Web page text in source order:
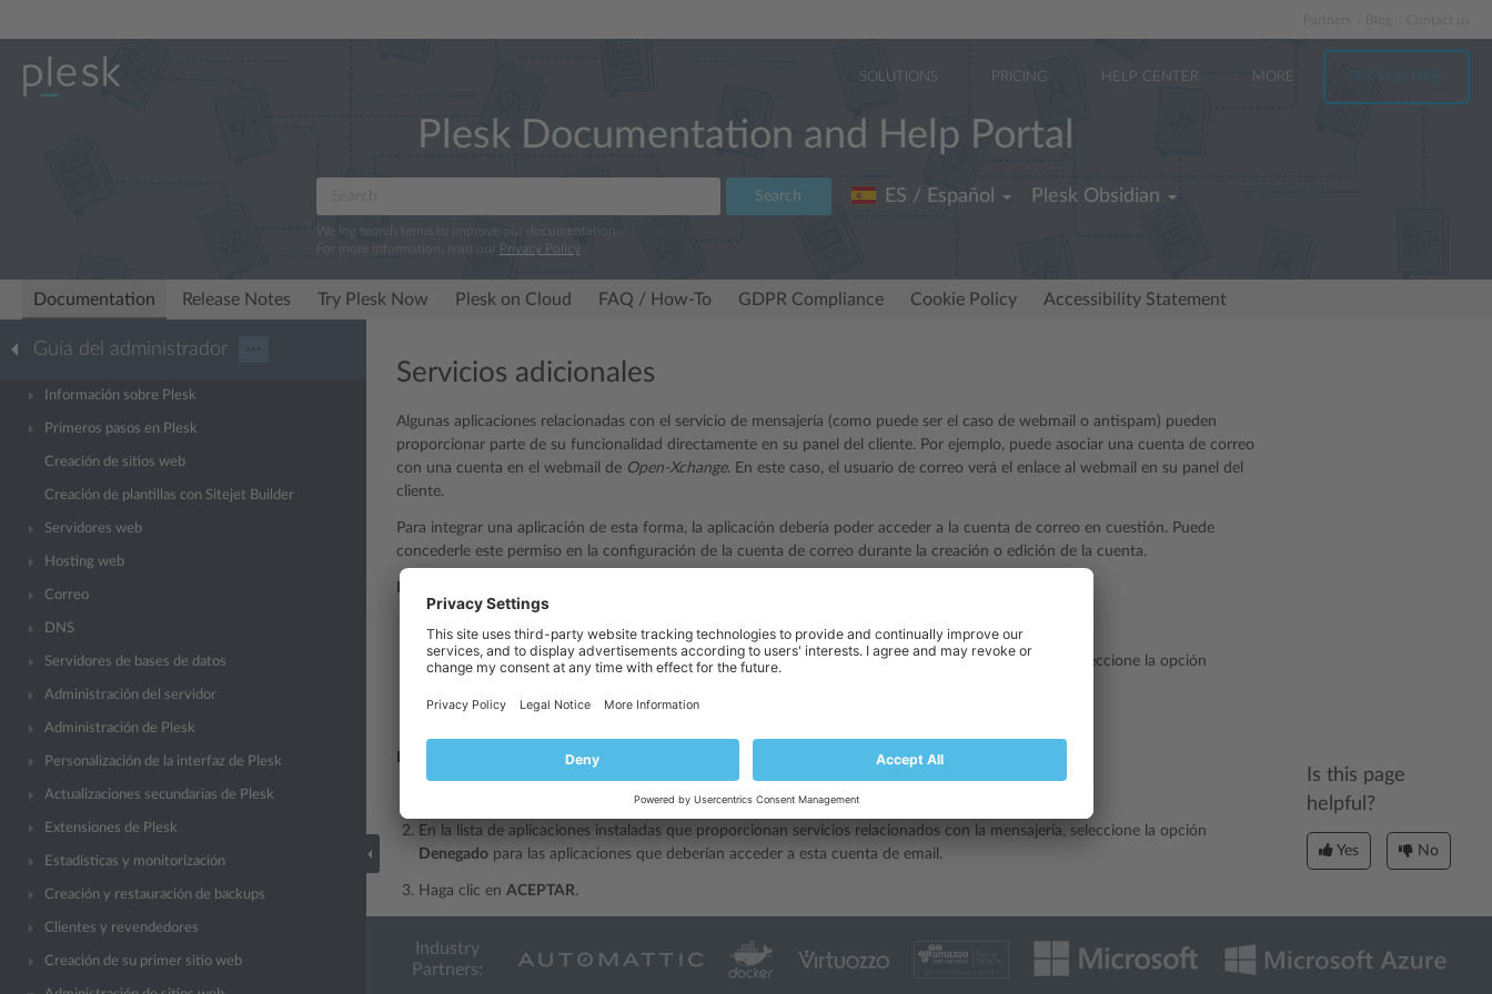
Partners
SOLUTIONS PRICING HELP CENTER MORE TRY FOR FREE
Plesk Documentation and Help Portal
Search
We log search terms to improve our documentation.
For more information, read our Privacy Policy.
ES / Español Plesk Obsidian
Documentation Release Notes Try Plesk Now Plesk on Cloud FAQ / How-To GDPR Compliance Cookie Policy Accessibility Statement
Guía del administrador ···
Información sobre Plesk
Primeros pasos en Plesk
Creación de sitios web
Creación de plantillas con Sitejet Builder
Servidores web
Hosting web
Correo
DNS
Servidores de bases de datos
Administración del servidor
Administración de Plesk
Personalización de la interfaz de Plesk
Actualizaciones secundarias de Plesk
Extensiones de Plesk
Estadísticas y monitorización
Creación y restauración de backups
Clientes y revendedores
Creación de su primer sitio web
Servicios adicionales
Algunas aplicaciones relacionadas con el servicio de mensajería (como puede ser el caso de webmail o antispam) pueden
proporcionar parte de su funcionalidad directamente en su panel del cliente. Por ejemplo, puede asociar una cuenta de correo
con una cuenta en el webmail de Open-Xchange. En este caso, el usuario de correo verá el enlace al webmail en su panel del
cliente.
Para integrar una aplicación de esta forma, la aplicación debería poder acceder a la cuenta de correo en cuestión. Puede
concederle este permiso en la configuración de la cuenta de correo durante la creación o edición de la cuenta.
En la lista de aplicaciones instaladas que proporcionan servicios relacionados con la mensajería, seleccione la opción
Para que determinadas aplicaciones no puedan acceder a una cuenta de email:
> seleccione una dirección de email > pestañaServicios adicionales
En la lista de aplicaciones instaladas que proporcionan servicios relacionados con la mensajería, seleccione la opción
Denegado para las aplicaciones que deberían acceder a esta cuenta de email.
Haga clic en ACEPTAR.
Is this page
helpful?
Yes No
Industry
Partners: